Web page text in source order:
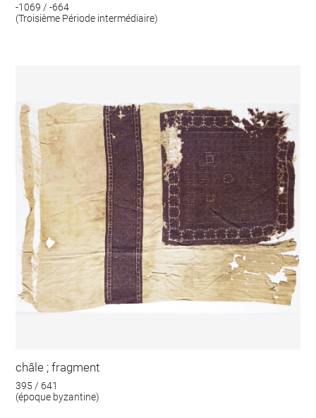
-1069 / -664
(Troisième Période intermédiaire)
châle ; fragment
395 / 641
(époque byzantine)